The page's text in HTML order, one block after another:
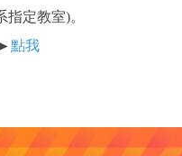
定教室)。
點我